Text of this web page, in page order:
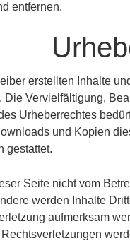
entfernen.
erstellten Inhalte
Vervielfältigung,
Urheberrechtes
und Kopien
gestattet.
Seite nicht vom
werden Inhalte
aufmerksam